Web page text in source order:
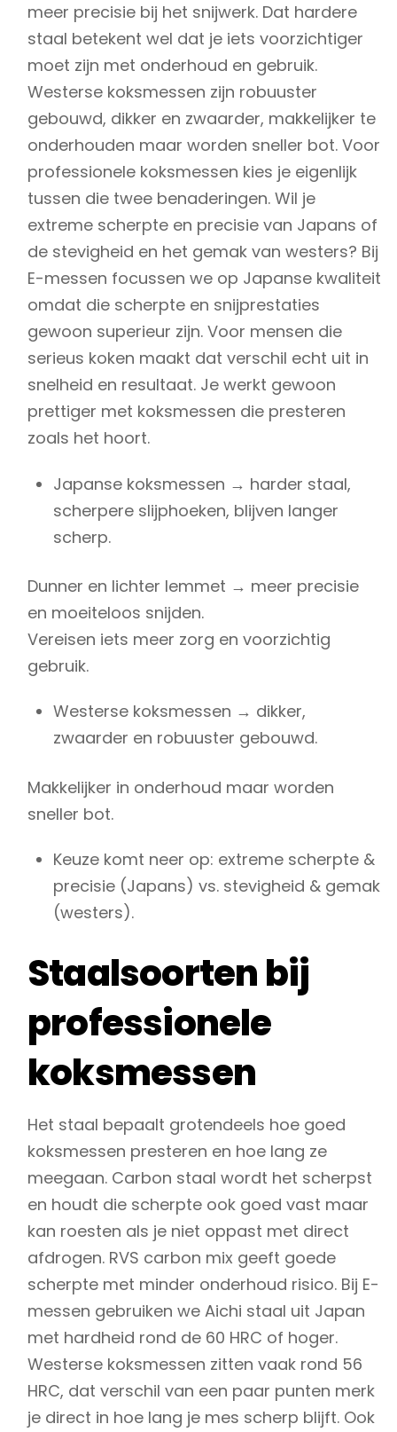
meer precisie bij het snijwerk. Dat hardere
staal betekent wel dat je iets voorzichtiger
moet zijn met onderhoud en gebruik.
Westerse koksmessen zijn robuuster
gebouwd, dikker en zwaarder, makkelijker te
onderhouden maar worden sneller bot. Voor
professionele koksmessen kies je eigenlijk
tussen die twee benaderingen. Wil je
extreme scherpte en precisie van Japans of
de stevigheid en het gemak van westers? Bij
E-messen focussen we op Japanse kwaliteit
omdat die scherpte en snijprestaties
gewoon superieur zijn. Voor mensen die
serieus koken maakt dat verschil echt uit in
snelheid en resultaat. Je werkt gewoon
prettiger met koksmessen die presteren
zoals het hoort.
Japanse koksmessen → harder staal,
scherpere slijphoeken, blijven langer
scherp.
Dunner en lichter lemmet → meer precisie
en moeiteloos snijden.
Vereisen iets meer zorg en voorzichtig
gebruik.
Westerse koksmessen → dikker,
zwaarder en robuuster gebouwd.
Makkelijker in onderhoud maar worden
sneller bot.
Keuze komt neer op: extreme scherpte &
precisie (Japans) vs. stevigheid & gemak
(westers).
Staalsoorten bij
professionele
koksmessen
Het staal bepaalt grotendeels hoe goed
koksmessen presteren en hoe lang ze
meegaan. Carbon staal wordt het scherpst
en houdt die scherpte ook goed vast maar
kan roesten als je niet oppast met direct
afdrogen. RVS carbon mix geeft goede
scherpte met minder onderhoud risico. Bij E-
messen gebruiken we Aichi staal uit Japan
met hardheid rond de 60 HRC of hoger.
Westerse koksmessen zitten vaak rond 56
HRC, dat verschil van een paar punten merk
je direct in hoe lang je mes scherp blijft. Ook